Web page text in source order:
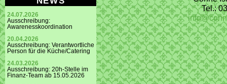
24.07.2026
Ausschreibung:
Awarenesskoordination
20.04.2026
Ausschreibung: Verantwortliche
Person für die Küche/Catering
24.03.2026
Ausschreibung: 20h-Stelle im
Finanz-Team ab 15.05.2026
Tel.: